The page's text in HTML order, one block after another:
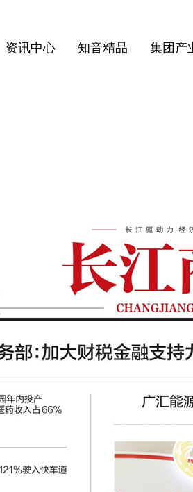
资讯中心 知音精品 集团产